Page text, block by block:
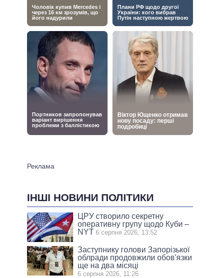
ІНШІ НОВИНИ ПОЛІТИКИ
ЦРУ створило секретну
оперативну групу щодо Куби –
NYT 6 серпня 2026, 13:52
Заступнику голови Запорізької
облради продовжили обов'язки
ще на два місяці
6 серпня 2026, 11:26